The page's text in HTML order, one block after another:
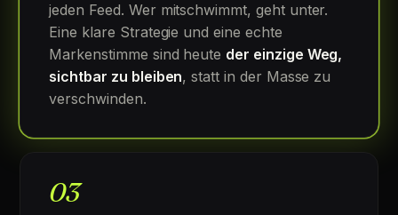
jeden Feed. Wer mitschwimmt, geht unter.
Eine klare Strategie und eine echte
Markenstimme sind heute der einzige Weg,
sichtbar zu bleiben, statt in der Masse zu
verschwinden.
03